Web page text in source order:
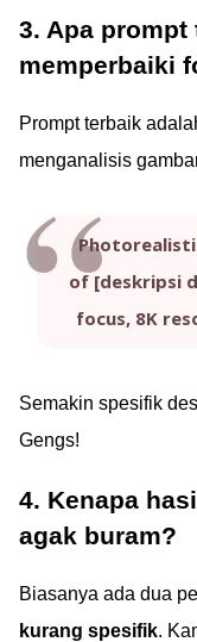
3. Apa
memperbaiki
Prompt terbaik
menganalisis
of [deskripsi
focus, 8K
Semakin spesifik
Gengs!
4. Kenapa
agak buram?
Biasanya ada dua
kurang spesifik.